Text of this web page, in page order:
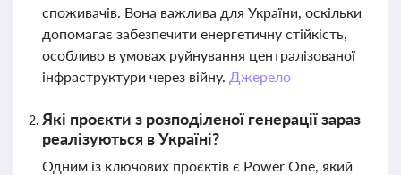
споживачів. Вона важлива для України, оскільки
допомагає забезпечити енергетичну стійкість,
особливо в умовах руйнування централізованої
інфраструктури через війну. Джерело
Які проєкти з розподіленої генерації зараз
реалізуються в Україні?
Одним із ключових проєктів є Power One, який